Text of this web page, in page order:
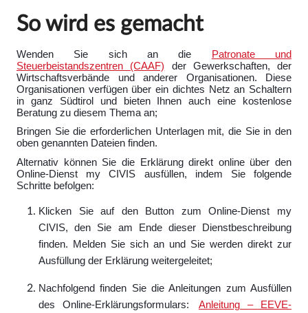
So wird es gemacht
Wenden Sie sich an die
Patronate und
Steuerbeistandszentren (CAAF) der Gewerkschaften, der
Wirtschaftsverbände und anderer Organisationen. Diese
Organisationen verfügen über ein dichtes Netz an Schaltern
in ganz Südtirol und bieten Ihnen auch eine kostenlose
Beratung zu diesem Thema an;
Bringen Sie die erforderlichen Unterlagen mit, die Sie in den
oben genannten Dateien finden.
Alternativ können Sie die Erklärung direkt online über den
Online-Dienst my CIVIS ausfüllen, indem Sie folgende
Schritte befolgen:
Klicken Sie auf den Button zum Online-Dienst my
CIVIS, den Sie am Ende dieser Dienstbeschreibung
finden. Melden Sie sich an und Sie werden direkt zur
Ausfüllung der Erklärung weitergeleitet;
Nachfolgend finden Sie die Anleitungen zum Ausfüllen
des Online-Erklärungsformulars:
Anleitung – EEVE-